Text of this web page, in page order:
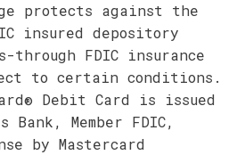
protects against the
insured depository
FDIC insurance
to certain conditions.
Debit Card is issued
Bank, Member FDIC,
by Mastercard